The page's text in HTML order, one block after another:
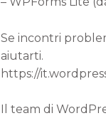
Se incontri
aiutarti.
https://
Il team di